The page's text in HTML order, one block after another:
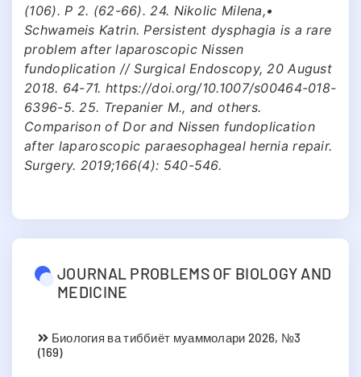
(106). P 2. (62-66). 24. Nikolic Milena,•
Schwameis Katrin. Persistent dysphagia is a rare
problem after laparoscopic Nissen
fundoplication // Surgical Endoscopy, 20 August
2018. 64-71. https://doi.org/10.1007/s00464-018-
6396-5. 25. Trepanier M., and others.
Сomparison of Dor and Nissen fundoplication
after laparoscopic paraesophageal hernia repair.
Surgery. 2019;166(4): 540-546.
JOURNAL PROBLEMS OF BIOLOGY AND
MEDICINE
Биология ва тиббиёт муаммолари 2026, №3
(169)